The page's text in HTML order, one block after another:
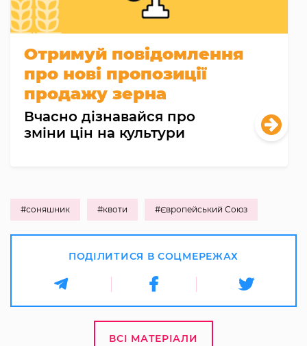
Отримуй повідомлення
про нові пропозиції
продажу зерна
Вчасно дізнавайся про
зміни цін на культури
#соняшник #квоти #Європейський Союз
ПОДІЛИТИСЯ В СОЦМЕРЕЖАХ
ВСІ МАТЕРІАЛИ